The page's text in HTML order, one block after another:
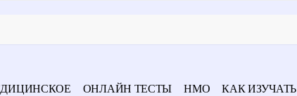
ОНЛАЙН ТЕСТЫ НМО КАК ИЗУЧАТЬ